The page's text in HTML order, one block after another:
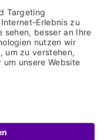
Datenschutz